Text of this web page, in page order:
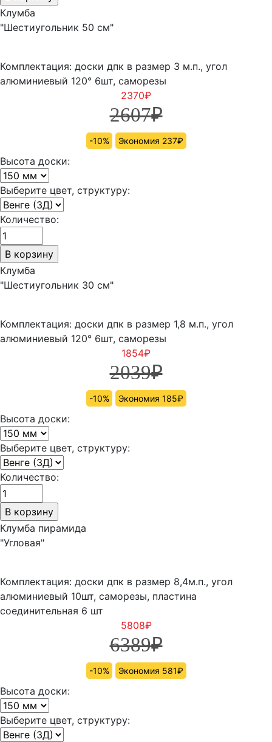
Клумба
"Шестиугольник 50 см"
Комплектация: доски дпк в размер 3 м.п., угол
алюминиевый 120° 6шт, саморезы
2370₽
2607₽
-10% Экономия 237₽
Высота доски:
Выберите цвет, структуру:
Количество:
Клумба
"Шестиугольник 30 см"
Комплектация: доски дпк в размер 1,8 м.п., угол
алюминиевый 120° 6шт, саморезы
1854₽
2039₽
-10% Экономия 185₽
Высота доски:
Выберите цвет, структуру:
Количество:
Клумба пирамида
"Угловая"
Комплектация: доски дпк в размер 8,4м.п., угол
алюминиевый 10шт, саморезы, пластина
соединительная 6 шт
5808₽
6389₽
-10% Экономия 581₽
Высота доски:
Выберите цвет, структуру: